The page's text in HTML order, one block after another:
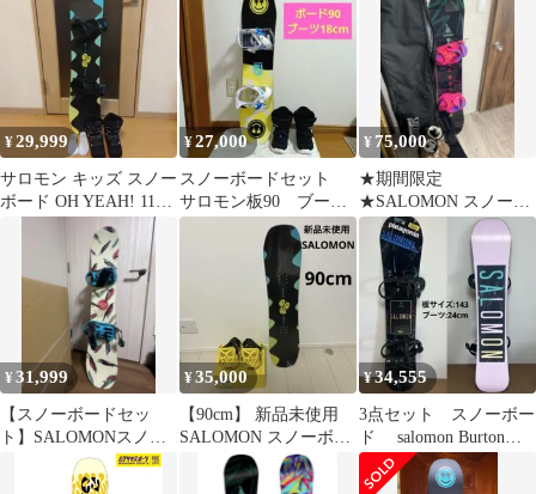
¥29,999
サロモン キッズ スノー
ボード OH YEAH! 110
¥27,000
スノーボードセット
サロモン板90 ブーツ
18cm BURTONビンデ
¥ 75,000
★期間限定
★SALOMON スノーボ
ード板 390341 セット
¥31,999
【スノーボードセッ
ト】SALOMONスノー
ボード・ビンディン
グ・ブーツ・ケース
¥35,000
【90cm】 新品未使用
SALOMON スノーボー
ド 2点セット
¥34,555
3点セット スノーボー
ド salomon Burton
Flux レディース